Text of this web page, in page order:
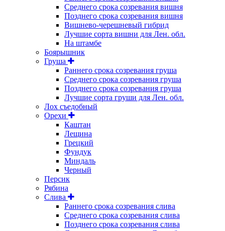
Среднего срока созревания вишня
Позднего срока созревания вишня
Вишнево-черешневый гибрид
Лучшие сорта вишни для Лен. обл.
На штамбе
Боярышник
Груша
Раннего срока созревания груша
Среднего срока созревания груша
Позднего срока созревания груша
Лучшие сорта груши для Лен. обл.
Лох съедобный
Орехи
Каштан
Лещина
Грецкий
Фундук
Миндаль
Черный
Персик
Рябина
Слива
Раннего срока созревания слива
Среднего срока созревания слива
Позднего срока созревания слива